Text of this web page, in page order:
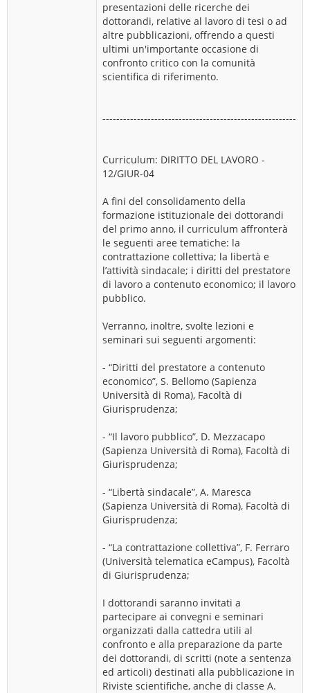
presentazioni delle ricerche dei
dottorandi, relative al lavoro di tesi o ad
altre pubblicazioni, offrendo a questi
ultimi un'importante occasione di
confronto critico con la comunità
scientifica di riferimento.
--------------------------------------------------------
Curriculum: DIRITTO DEL LAVORO -
12/GIUR-04
A fini del consolidamento della
formazione istituzionale dei dottorandi
del primo anno, il curriculum affronterà
le seguenti aree tematiche: la
contrattazione collettiva; la libertà e
l’attività sindacale; i diritti del prestatore
di lavoro a contenuto economico; il lavoro
pubblico.
Verranno, inoltre, svolte lezioni e
seminari sui seguenti argomenti:
- “Diritti del prestatore a contenuto
economico”, S. Bellomo (Sapienza
Università di Roma), Facoltà di
Giurisprudenza;
- “Il lavoro pubblico”, D. Mezzacapo
(Sapienza Università di Roma), Facoltà di
Giurisprudenza;
- “Libertà sindacale”, A. Maresca
(Sapienza Università di Roma), Facoltà di
Giurisprudenza;
- “La contrattazione collettiva”, F. Ferraro
(Università telematica eCampus), Facoltà
di Giurisprudenza;
I dottorandi saranno invitati a
partecipare ai convegni e seminari
organizzati dalla cattedra utili al
confronto e alla preparazione da parte
dei dottorandi, di scritti (note a sentenza
ed articoli) destinati alla pubblicazione in
Riviste scientifiche, anche di classe A.